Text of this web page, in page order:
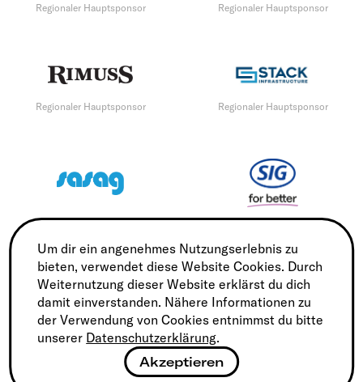
Regionaler Hauptsponsor Regionaler Hauptsponsor
Regionaler Hauptsponsor Regionaler Hauptsponsor
Regionaler Hauptsponsor Regionaler Hauptsponsor
Regionaler Hauptsponsor
Um dir ein angenehmes Nutzungserlebnis zu
bieten, verwendet diese Website Cookies. Durch
Weiternutzung dieser Website erklärst du dich
damit einverstanden. Nähere Informationen zu
der Verwendung von Cookies entnimmst du bitte
unserer Datenschutzerklärung.
Akzeptieren